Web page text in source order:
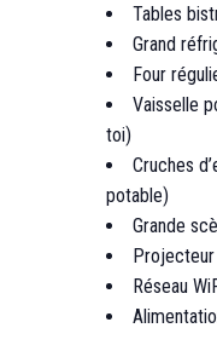
Tables
Grand
Four
Vaisselle
toi)
Cruches
potable)
Grande
Réseau